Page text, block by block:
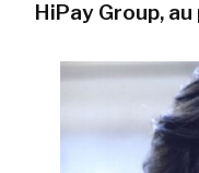
HiPay Group,